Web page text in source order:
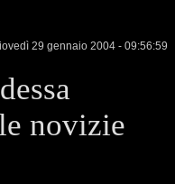
29 gennaio 2004 - 09:56:59
novizie